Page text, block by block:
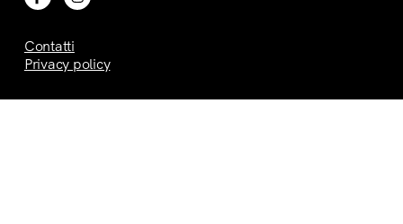
Contatti
Privacy policy